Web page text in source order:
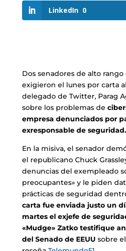
LinkedIn 0
Dos senadores de alto
exigieron el lunes por carta
delegado de Twitter, Parag
sobre los problemas de
empresa denunciados por
exresponsable de seguridad.
En la misiva, el senador
el republicano Chuck
denuncias del exempleado
preocupantes» y le piden
prácticas de seguridad
carta fue enviada justo un
martes el exjefe de
«Mudge» Zatko testifique
del Senado de EEUU sobre